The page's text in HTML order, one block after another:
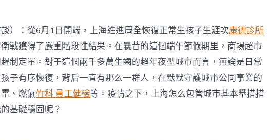
）：從6月1日開端，上海進進周全恢復正常生孩子生涯次康德診所
戰獲得了嚴重階段性結果。在曩昔的這個端午節假期里，商場超市
制定單。對于這個兩千多萬生齒的超年夜型城市而言，無論是日常
子有序恢復，背后一直有那么一群人，在默默守護城市公同事業的
、燃氣竹科 員工健檢等。疫情之下，上海怎么包管城市基本舉措措
基礎穩固呢？